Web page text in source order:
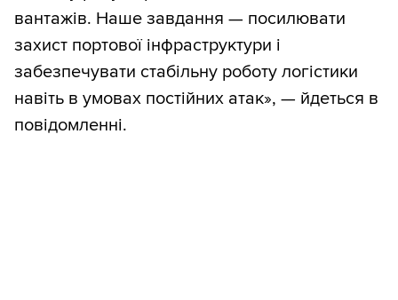
вантажів. Наше завдання — посилювати
захист портової інфраструктури і
забезпечувати стабільну роботу логістики
навіть в умовах постійних атак», — йдеться в
повідомленні.